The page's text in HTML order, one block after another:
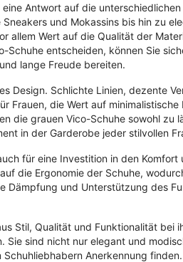
Antwort auf die
und Mokassins bis hin zu
allem Wert auf die Qualität der
entscheiden, können Sie
lange Freude bereiten.
Design. Schlichte Linien, dezente
Frauen, die Wert auf
die grauen Vico-Schuhe sowohl zu
in der Garderobe jeder stilvollen
für eine Investition in den Komfort
die Ergonomie der Schuhe,
Dämpfung und Unterstützung des
Stil, Qualität und Funktionalität bei
Sie sind nicht nur elegant und
Anerkennung finden.